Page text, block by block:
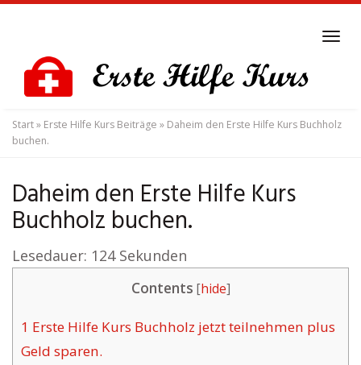
content
Start» Erste Hilfe Kurs Beiträge » Daheim den Erste Hilfe Kurs Buchholz
buchen.
Daheim den Erste Hilfe Kurs
Buchholz buchen.
Lesedauer: 124 Sekunden
Contents [hide]
1 Erste Hilfe Kurs Buchholz jetzt teilnehmen plus
Geld sparen.